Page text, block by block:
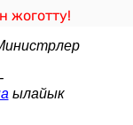
жоготту!